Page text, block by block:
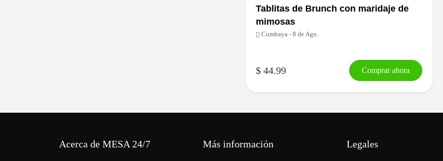
Tablitas de Brunch con maridaje de
mimosas
Cumbaya - 8 de Ago.
$ 44.99 Comprar ahora
Acerca de MESA 24/7 Más información Legales